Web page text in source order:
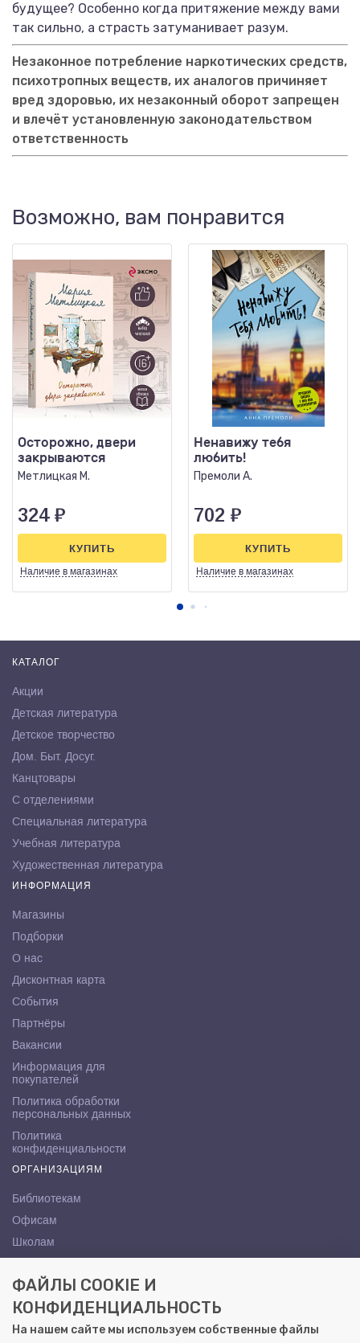
будущее? Особенно когда притяжение между вами
так сильно, а страсть затуманивает разум.
Незаконное потребление наркотических средств,
психотропных веществ, их аналогов причиняет
вред здоровью, их незаконный оборот запрещен
и влечёт установленную законодательством
ответственность
Возможно, вам понравится
Осторожно, двери
закрываются
Метлицкая М.
324 ₽
Наличие в магазинах
КУПИТЬ
Ненавижу тебя
любить!
Премоли А.
702 ₽
Наличие в магазинах
КУПИТЬ
КАТАЛОГ
Акции
Детская литература
Детское творчество
Дом. Быт. Досуг.
Канцтовары
С отделениями
Специальная литература
Учебная литература
Художественная литература
ИНФОРМАЦИЯ
Магазины
Подборки
О нас
Дисконтная карта
События
Партнёры
Вакансии
Информация для
покупателей
Политика обработки
персональных данных
Политика
конфиденциальности
ОРГАНИЗАЦИЯМ
Библиотекам
Офисам
Школам
КОНТАКТЫ
Саратов, ул. Осипова, 10А
+7 (8452) 72-65-65
ФАЙЛЫ COOKIE И
КОНФИДЕНЦИАЛЬНОСТЬ
На нашем сайте мы используем собственные файлы